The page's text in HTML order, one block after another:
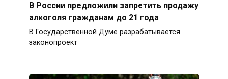
В России предложили запретить продажу
алкоголя гражданам до 21 года
В Государственной Думе разрабатывается
законопроект